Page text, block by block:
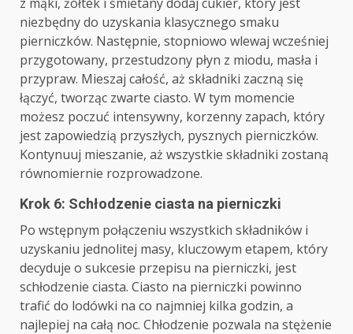
niezbędny do uzyskania klasycznego smaku
pierniczków. Następnie, stopniowo wlewaj wcześniej
przygotowany, przestudzony płyn z miodu, masła i
przypraw. Mieszaj całość, aż składniki zaczną się
łączyć, tworząc zwarte ciasto. W tym momencie
możesz poczuć intensywny, korzenny zapach, który
jest zapowiedzią przyszłych, pysznych pierniczków.
Kontynuuj mieszanie, aż wszystkie składniki zostaną
równomiernie rozprowadzone.
Krok 6: Schłodzenie ciasta na pierniczki
Po wstępnym połączeniu wszystkich składników i
uzyskaniu jednolitej masy, kluczowym etapem, który
decyduje o sukcesie przepisu na pierniczki, jest
schłodzenie ciasta. Ciasto na pierniczki powinno
trafić do lodówki na co najmniej kilka godzin, a
najlepiej na całą noc. Chłodzenie pozwala na stężenie